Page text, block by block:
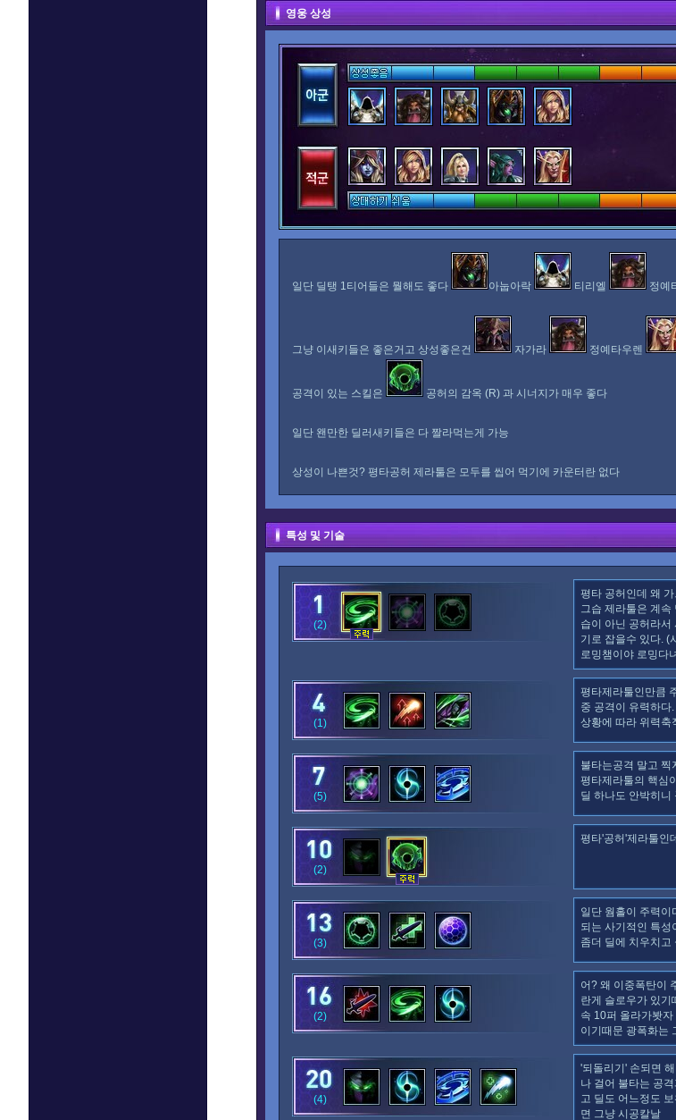
영웅 상성
일단 딜탱 1티어들은 뭘해도 좋다 아눕아락 티리엘 정예
그냥 이새키들은 좋은거고 상성좋은건 자가라 정예타우렌
공격이 있는 스킬은 공허의 감옥 (R) 과 시너지가 매우 좋다
일단 왠만한 딜러새키들은 다 짤라먹는게 가능
상성이 나쁜것? 평타공허 제라툴은 모두를 씹어 먹기에 카운터란 없다
특성 및 기술
(2)
평타 공허인데 왜
그습 제라툴은 계속
습이 아닌 공허라서
기로 잡을수 있다. (
로밍챔이야 로밍다
(1)
평타제라툴인만큼
중 공격이 유력하다.
상황에 따라 위력축
(5)
불타는공격 말고 찍
평타제라툴의 핵심
딜 하나도 안박히니
(2)
평타'공허'제라툴인
(3)
일단 웜홀이 주력이
되는 사기적인 특성
좀더 딜에 치우치고
(2)
어? 왜 이중폭탄이
란게 슬로우가 있기
속 10퍼 올라가봣
이기때문 광폭화는
(4)
'되돌리기' 손되면
나 걸어 불타는 공
고 딜도 어느정도
면 그냥 시공칼날